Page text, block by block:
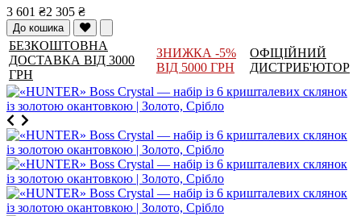
3 601 ₴2 305 ₴
До кошика
БЕЗКОШТОВНА
ДОСТАВКА ВІД 3000
ГРН
ЗНИЖКА -5%
ВІД 5000 ГРН
ОФІЦІЙНИЙ
ДИСТРИБ'ЮТОР